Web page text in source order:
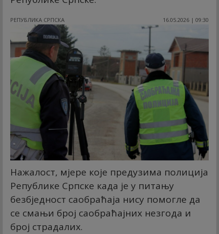
РЕПУБЛИКА СРПСКА 16.05.2026 | 09:30
Нажалост, мјере које предузима полиција
Републике Српске када је у питању
безбједност саобраћаја нису помогле да
се смањи број саобраћајних незгода и
број страдалих.